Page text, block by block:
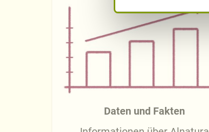
Daten und Fakten